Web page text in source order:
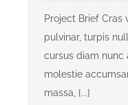
Project Brief Cras
pulvinar, turpis
cursus diam nunc
molestie
massa, [...]